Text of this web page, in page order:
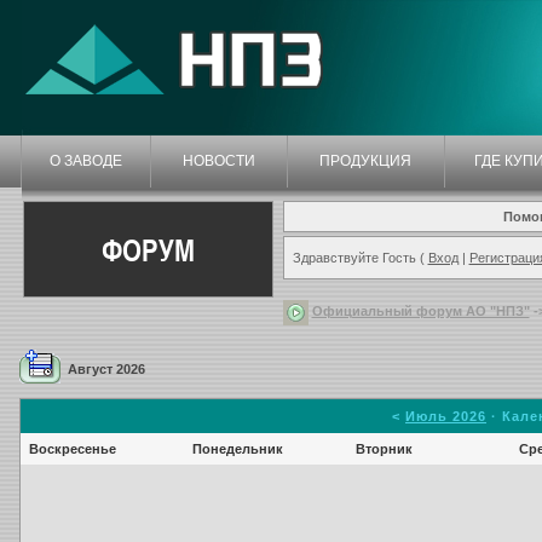
О ЗАВОДЕ НОВОСТИ ПРОДУКЦИЯ ГДЕ
ФОРУМ Здравствуйте Гость ( Вход|
Официальный форум АО "НПЗ"-
Август 2026
< Июль 2026 ·
Воскресенье Понедельник Вторник